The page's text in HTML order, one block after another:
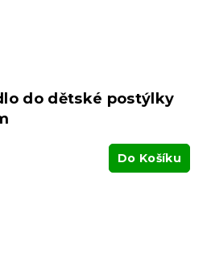
do dětské postýlky
Do Košíku